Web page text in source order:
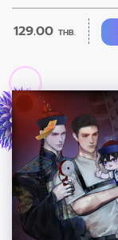
129.00 THB.